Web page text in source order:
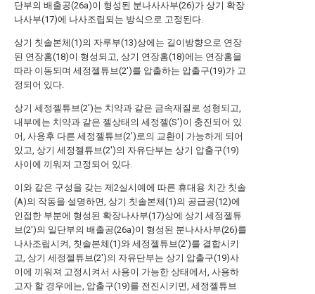
단부의 배출공(26a)이 형성된 분나사사부(26)가 상기 확장
나사부(17)에 나사조립되는 방식으로 고정된다.
상기 칫솔본체(1)의 자루부(13)상에는 길이방향으로 연장
된 연장홈(18)이 형성되고, 상기 연장홈(18)에는 연장홈을
따라 이동되며 세정젤튜브(2')를 압출하는 압출구(19)가 고
정되어 있다.
상기 세정젤튜브(2')는 치약과 같은 금속재질로 성형되고,
내부에는 치약과 같은 젤상태의 세정젤(S')이 충진되어 있
어, 사용후 다른 세정젤튜브(2')로의 교환이 가능하게 되어
있고, 상기 세정젤튜브(2')의 자유단부는 상기 압출구(19)
사이에 끼워져 고정되어 있다.
이와 같은 구성을 갖는 제2실시예에 따른 휴대용 치간 칫솔
(A)의 작동을 설명하면, 상기 칫솔본체(1)의 공급공(12)에
인접한 부분에 형성된 확장나사부(17)상에 상기 세정젤튜
브(2')의 일단부의 배출공(26a)이 형성된 분나사사부(26)를
나사조립시켜, 칫솔본체(1)와 세정젤튜브(2')를 결합시키
고, 상기 세정젤튜브(2')의 자유단부는 상기 압출구(19)사
이에 끼워져 고정시켜서 사용이 가능한 상태에서, 사용하
고자 할 경우에는, 압출구(19)를 전진시키면, 세정젤튜브